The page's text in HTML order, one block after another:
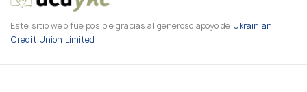
Este sitio web fue posible gracias al generoso apoyo de Ukrainian
Credit Union Limited